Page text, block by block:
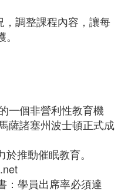
調整課程內容，讓每
一個非營利性教育機
薩諸塞州波士頓正式成
推動催眠教育。
：學員出席率必須達